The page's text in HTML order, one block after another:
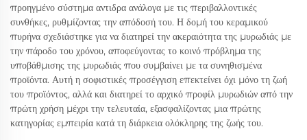
προηγμένο σύστημα αντιδρα ανάλογα με τις περιβαλλοντικές
συνθήκες, ρυθμίζοντας την απόδοσή του. Η δομή του κεραμικού
πυρήνα σχεδιάστηκε για να διατηρεί την ακεραιότητα της μυρωδιάς με
την πάροδο του χρόνου, αποφεύγοντας το κοινό πρόβλημα της
υποβάθμισης της μυρωδιάς που συμβαίνει με τα συνηθισμένα
προϊόντα. Αυτή η σοφιστικές προσέγγιση επεκτείνει όχι μόνο τη ζωή
του προϊόντος, αλλά και διατηρεί το αρχικό προφίλ μυρωδιών από την
πρώτη χρήση μέχρι την τελευταία, εξασφαλίζοντας μια πρώτης
κατηγορίας εμπειρία κατά τη διάρκεια ολόκληρης της ζωής του.